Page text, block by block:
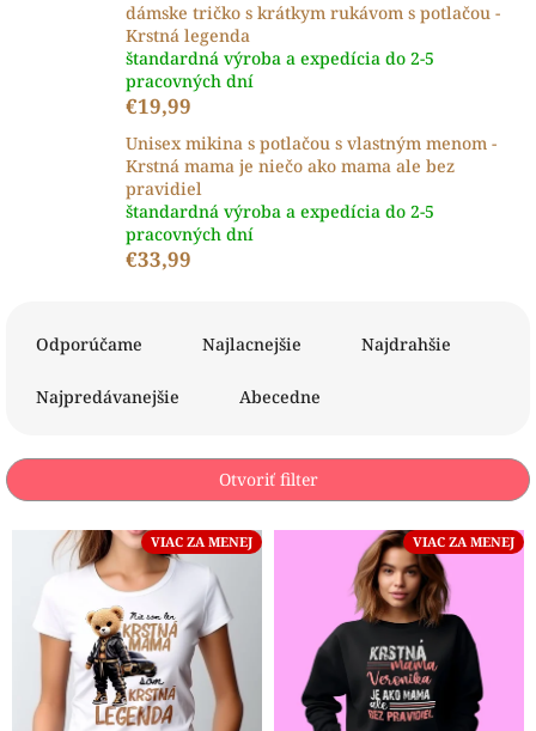
dámske tričko s krátkym rukávom s potlačou -
Krstná legenda
štandardná výroba a expedícia do 2-5
pracovných dní
€19,99
Unisex mikina s potlačou s vlastným menom -
Krstná mama je niečo ako mama ale bez
pravidiel
štandardná výroba a expedícia do 2-5
pracovných dní
€33,99
e
p
Odporúčame Najlacnejšie Najdrahšie
Najpredávanejšie Abecedne
Otvoriť filter
VIAC ZA MENEJ VIAC ZA MENEJ